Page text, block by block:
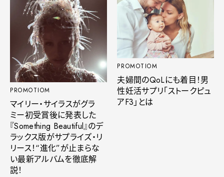
PROMOTIOM
マイリー・サイラスがグラ
ミー初受賞後に発表した
『Something Beautiful』のデ
ラックス版がサプライズ・リ
リース！“進化”が止まらな
い最新アルバムを徹底解
説！
PROMOTIOM
夫婦間のQoLにも着目！男
性妊活サプリ「ストークピュ
アF3」とは